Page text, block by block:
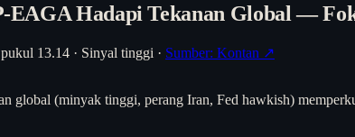
EAGA Hadapi Tekanan Global —
13.14 · Sinyal tinggi · Sumber: Kontan ↗
global (minyak tinggi, perang Iran, Fed hawkish)